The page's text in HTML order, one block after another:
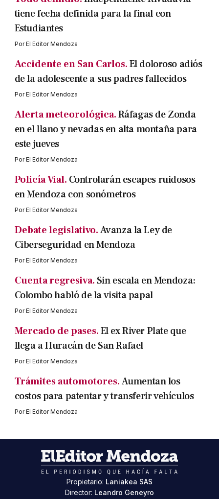
tiene fecha definida para la final con
Estudiantes
PorEl Editor Mendoza
Accidente en San Carlos.El doloroso adiós
de la adolescente a sus padres fallecidos
PorEl Editor Mendoza
Alerta meteorológica.Ráfagas de Zonda
en el llano y nevadas en alta montaña para
este jueves
PorEl Editor Mendoza
Policía Vial. Controlarán escapes ruidosos
en Mendoza con sonómetros
PorEl Editor Mendoza
Debate legislativo.Avanza la Ley de
Ciberseguridad en Mendoza
PorEl Editor Mendoza
Cuenta regresiva. Sin escala en Mendoza:
Colombo habló de la visita papal
PorEl Editor Mendoza
Mercado de pases.El ex River Plate que
llega a Huracán de San Rafael
PorEl Editor Mendoza
Trámites automotores.Aumentan los
costos para patentar y transferir vehículos
PorEl Editor Mendoza
Propietario: Laniakea SAS
Director: Leandro Geneyro